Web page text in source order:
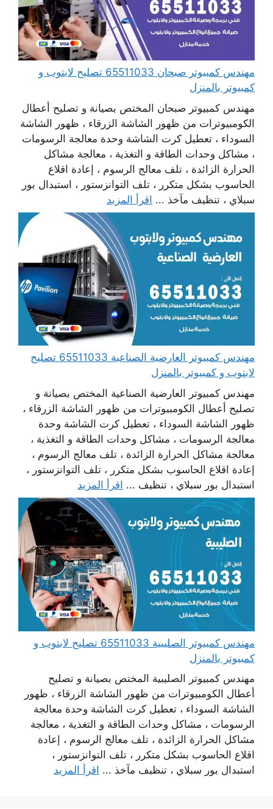
مهندس كمبيوتر صبحان 65511033 تصليح لابتوب و
كمبيوتر بالمنزل
مهندس كمبيوتر صبحان المختص بصيانة و تصليح أعطال
الكومبيوترات من ظهور الشاشة الزرقاء ، ظهور الشاشة
السوداء ، تعطيل كرت الشاشة وحدة معالجة الرسومات
، مشاكل وحدات الطاقة و التغذية ، معالجة مشاكل
الحرارة الزائدة ، تلف معالج الرسوم ، إعادة اقلاع
الحاسوب بشكل متكرر ، تلف التوانزستور ، استبدال بور
سبلاي ، تنظيف مآخذ ... اقرأ المزيد
مهندس كمبيوتر العارضية الصناعية 65511033 تصليح
لابتوب و كمبيوتر بالمنزل
مهندس كمبيوتر العارضية الصناعية المختص بصيانة و
تصليح أعطال الكومبيوترات من ظهور الشاشة الزرقاء ،
ظهور الشاشة السوداء ، تعطيل كرت الشاشة وحدة
معالجة الرسومات ، مشاكل وحدات الطاقة و التغذية ،
معالجة مشاكل الحرارة الزائدة ، تلف معالج الرسوم ،
إعادة اقلاع الحاسوب بشكل متكرر ، تلف التوانزستور ،
استبدال بور سبلاي ، تنظيف ... اقرأ المزيد
مهندس كمبيوتر الصليبية 65511033 تصليح لابتوب و
كمبيوتر بالمنزل
مهندس كمبيوتر الصليبية المختص بصيانة و تصليح
أعطال الكومبيوترات من ظهور الشاشة الزرقاء ، ظهور
الشاشة السوداء ، تعطيل كرت الشاشة وحدة معالجة
الرسومات ، مشاكل وحدات الطاقة و التغذية ، معالجة
مشاكل الحرارة الزائدة ، تلف معالج الرسوم ، إعادة
اقلاع الحاسوب بشكل متكرر ، تلف التوانزستور ،
استبدال بور سبلاي ، تنظيف مآخذ ... اقرأ المزيد